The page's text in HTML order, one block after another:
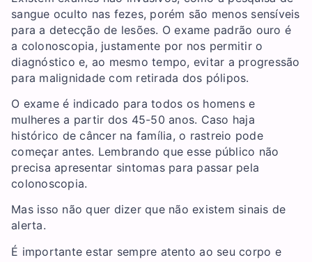
sangue oculto nas fezes, porém são menos sensíveis
para a detecção de lesões. O exame padrão ouro é
a colonoscopia, justamente por nos permitir o
diagnóstico e, ao mesmo tempo, evitar a progressão
para malignidade com retirada dos pólipos.
O exame é indicado para todos os homens e
mulheres a partir dos 45-50 anos. Caso haja
histórico de câncer na família, o rastreio pode
começar antes. Lembrando que esse público não
precisa apresentar sintomas para passar pela
colonoscopia.
Mas isso não quer dizer que não existem sinais de
alerta.
É importante estar sempre atento ao seu corpo e